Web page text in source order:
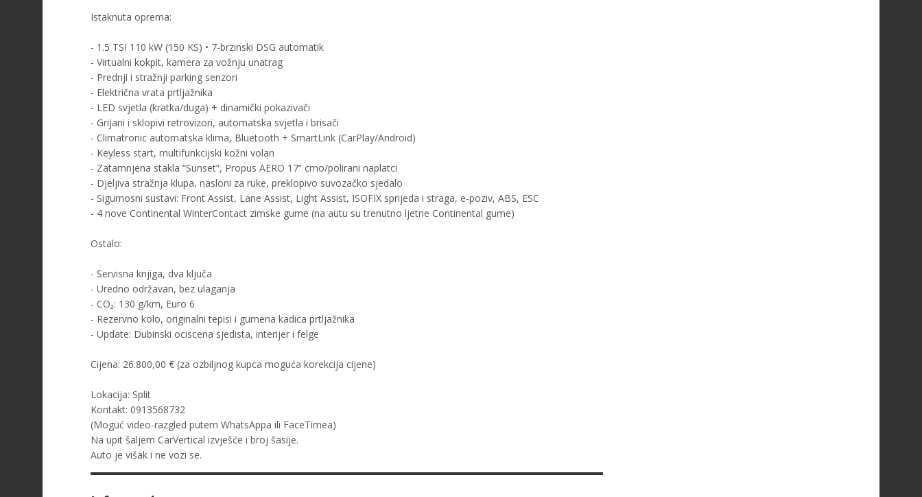
Istaknuta oprema:
- 1.5 TSI 110 kW (150 KS) • 7-brzinski DSG automatik
- Virtualni kokpit, kamera za vožnju unatrag
- Prednji i stražnji parking senzori
- Električna vrata prtljažnika
- LED svjetla (kratka/duga) + dinamički pokazivači
- Grijani i sklopivi retrovizori, automatska svjetla i brisači
- Climatronic automatska klima, Bluetooth + SmartLink (CarPlay/Android)
- Keyless start, multifunkcijski kožni volan
- Zatamnjena stakla “Sunset”, Propus AERO 17” crno/polirani naplatci
- Djeljiva stražnja klupa, nasloni za ruke, preklopivo suvozačko sjedalo
- Sigurnosni sustavi: Front Assist, Lane Assist, Light Assist, ISOFIX sprijeda i straga, e-poziv, ABS, ESC
- 4 nove Continental WinterContact zimske gume (na autu su trenutno ljetne Continental gume)
Ostalo:
- Servisna knjiga, dva ključa
- Uredno održavan, bez ulaganja
- CO₂: 130 g/km, Euro 6
- Rezervno kolo, originalni tepisi i gumena kadica prtljažnika
- Update: Dubinski ociscena sjedista, interijer i felge
Cijena: 26.800,00 € (za ozbiljnog kupca moguća korekcija cijene)
Lokacija: Split
Kontakt: 0913568732
(Moguć video-razgled putem WhatsAppa ili FaceTimea)
Na upit šaljem CarVertical izvješće i broj šasije.
Auto je višak i ne vozi se.